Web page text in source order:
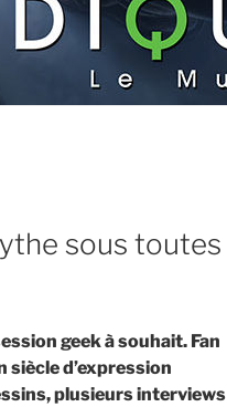
sous toutes
geek à souhait. Fan
d’expression
plusieurs interviews